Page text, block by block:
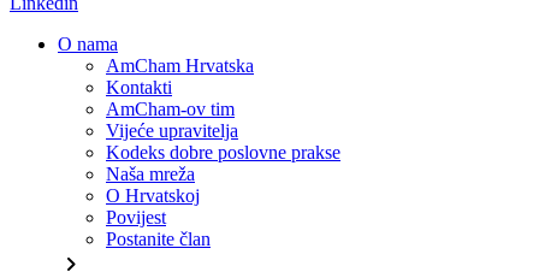
O nama
AmCham Hrvatska
Kontakti
AmCham-ov tim
Vijeće upravitelja
Kodeks dobre poslovne prakse
Naša mreža
O Hrvatskoj
Povijest
Postanite član
chevron_right